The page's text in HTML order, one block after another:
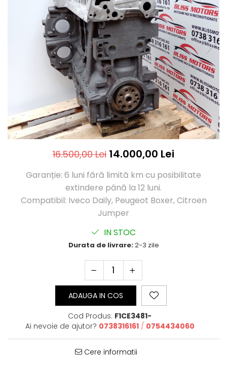
16.500,00 Lei 14.000,00 Lei
Garanție: 6 luni fără limită km cu posibilitate
extindere până la 12 luni.
Compatibil: Iveco Daily, Peugeot Boxer, Citroen
Jumper
IN STOC
Durata de livrare:2-3 zile
ADAUGA IN COS
Cod Produs: F1CE3481-
Ai nevoie de ajutor? 0738316161 / 0754434060
Cere informatii